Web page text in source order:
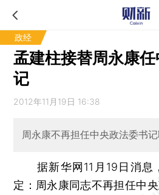
政经
孟建柱接替周永康
记
2012年11月19日 16:38
周永康不再担任中央政法委书
据新华网11月19日消息
定：周永康同志不再担任中